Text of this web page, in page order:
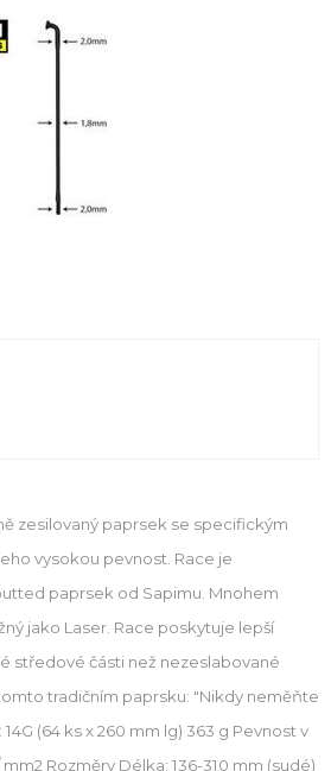
zesilovaný paprsek se specifickým
vysokou pevnost. Race je
paprsek od Sapimu. Mnohem
jako Laser. Race poskytuje lepší
středové části než nezeslabované
tradičním paprsku: "Nikdy neměňte
(64 ks x 260 mm lg) 363 g Pevnost v
Rozměry Délka: 136-310 mm (sudé)